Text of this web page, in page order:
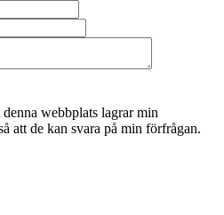
webbplats lagrar min
att de kan svara på min förfrågan.